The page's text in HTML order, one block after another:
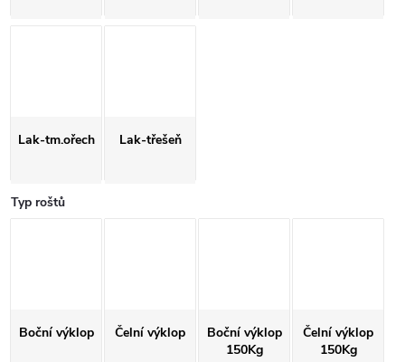
Lak-tm.ořech Lak-třešeň
Typ roštů
Boční výklop Čelní výklop
Boční výklop
150Kg
Čelní výklop
150Kg